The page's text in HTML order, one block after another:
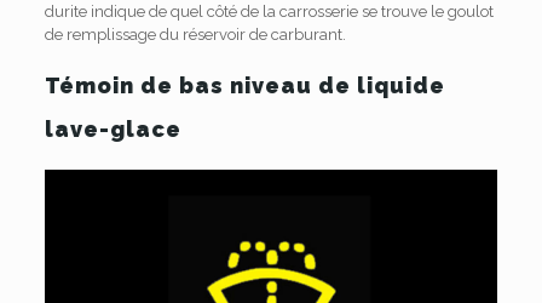
durite indique de quel côté de la carrosserie se trouve le goulot
de remplissage du réservoir de carburant.
Témoin de bas niveau de liquide
lave-glace